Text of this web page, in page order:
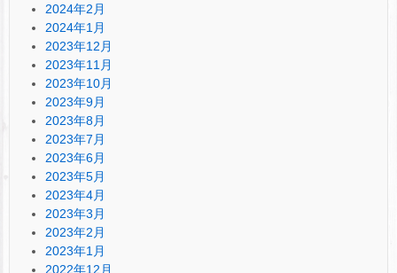
2024年2月
2024年1月
2023年12月
2023年11月
2023年10月
2023年9月
2023年8月
2023年7月
2023年6月
2023年5月
2023年4月
2023年3月
2023年2月
2023年1月
2022年12月